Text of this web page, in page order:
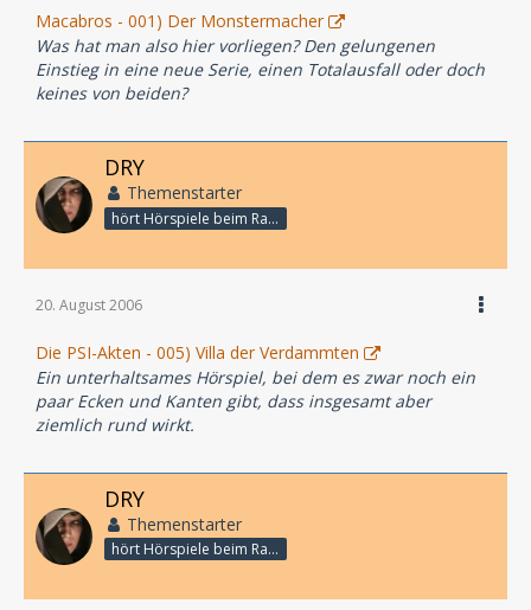
Macabros - 001) Der Monstermacher
Was hat man also hier vorliegen? Den gelungenen
Einstieg in eine neue Serie, einen Totalausfall oder doch
keines von beiden?
DRY
Themenstarter
hört Hörspiele beim Rasenmähen
20. August 2006
Die PSI-Akten - 005) Villa der Verdammten
Ein unterhaltsames Hörspiel, bei dem es zwar noch ein
paar Ecken und Kanten gibt, dass insgesamt aber
ziemlich rund wirkt.
DRY
Themenstarter
hört Hörspiele beim Rasenmähen